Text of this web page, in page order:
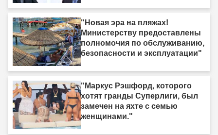
"Новая эра на пляжах!
Министерству предоставлены
полномочия по обслуживанию,
безопасности и эксплуатации"
"Маркус Рэшфорд, которого
хотят гранды Суперлиги, был
замечен на яхте с семью
женщинами."